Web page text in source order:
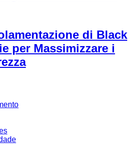
di Black
per Massimizzare i